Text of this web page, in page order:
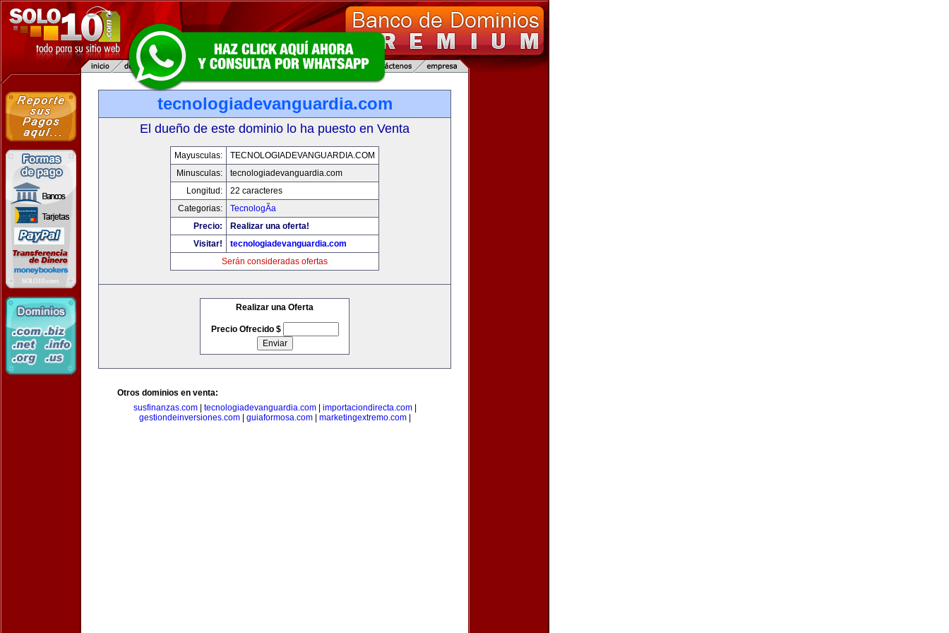
tecnologiadevanguardia.com
El dueño de este dominio lo ha puesto en Venta
Mayusculas:
TECNOLOGIADEVANGUARDIA.COM
Minusculas:
tecnologiadevanguardia.com
Longitud:
22 caracteres
Categorias:
TecnologÃ­a
Precio:
Realizar una oferta!
Visitar!
tecnologiadevanguardia.com
Serán consideradas ofertas
Realizar una Oferta
Precio Ofrecido $
Otros dominios en venta:
susfinanzas.com| tecnologiadevanguardia.com| importaciondirecta.com|
gestiondeinversiones.com| guiaformosa.com| marketingextremo.com|